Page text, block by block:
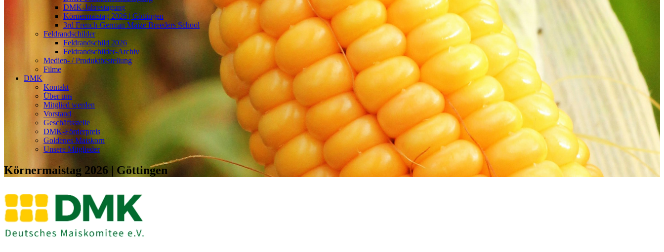
DMK-Jahrestagung
Körnermaistag 2026 | Göttingen
3rd French-German Maize Breeders School
Feldrandschilder
Feldrandschild 2026
Feldrandschilder-Archiv
Medien- / Produktbestellung
Filme
DMK
Kontakt
Über uns
Mitglied werden
Vorstand
Geschäftsstelle
DMK-Förderpreis
Goldenes Maiskorn
Unsere Mitglieder
Körnermaistag 2026 | Göttingen